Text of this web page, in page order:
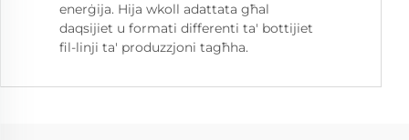
enerġija. Hija wkoll adattata għal
daqsijiet u formati differenti ta' bottijiet
fil-linji ta' produzzjoni tagħha.